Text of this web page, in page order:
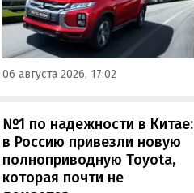
ASX: у дилеров в Эмиратах он
стоит примерно от 1 600 000
рублей по текущему курсу, а у
нас с учетом всех расходов
цены на него стартуют от 2 251
06 августа 2026, 17:02
№1 по надежности в Китае:
в Россию привезли новую
полноприводную Toyota,
которая почти не